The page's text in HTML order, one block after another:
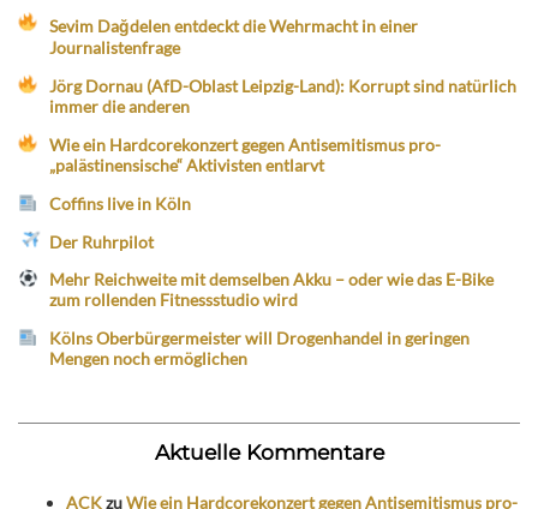
Sevim Dağdelen entdeckt die Wehrmacht in einer
Journalistenfrage
Jörg Dornau (AfD-Oblast Leipzig-Land): Korrupt sind natürlich
immer die anderen
Wie ein Hardcorekonzert gegen Antisemitismus pro-
„palästinensische“ Aktivisten entlarvt
Coffins live in Köln
Der Ruhrpilot
Mehr Reichweite mit demselben Akku – oder wie das E-Bike
zum rollenden Fitnessstudio wird
Kölns Oberbürgermeister will Drogenhandel in geringen
Mengen noch ermöglichen
Aktuelle Kommentare
ACKzuWie ein Hardcorekonzert gegen Antisemitismus pro-